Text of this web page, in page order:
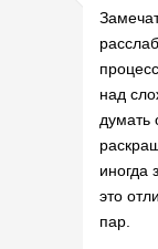
над
думать
иногда
это
пар.